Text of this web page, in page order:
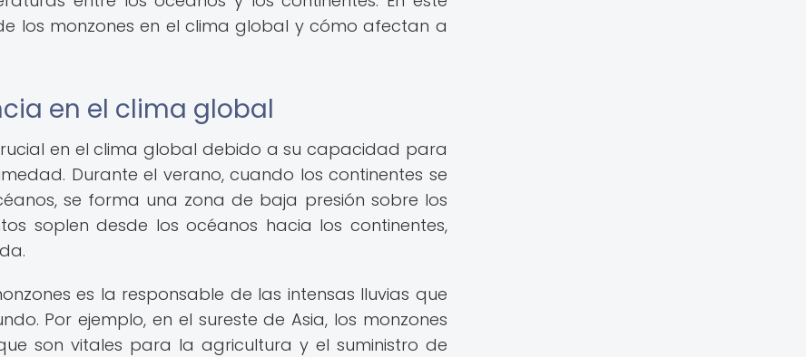
los monzones en el clima global y cómo afectan a
en el clima global
en el clima global debido a su capacidad para
Durante el verano, cuando los continentes se
se forma una zona de baja presión sobre los
soplen desde los océanos hacia los continentes,
es la responsable de las intensas lluvias que
Por ejemplo, en el sureste de Asia, los monzones
son vitales para la agricultura y el suministro de